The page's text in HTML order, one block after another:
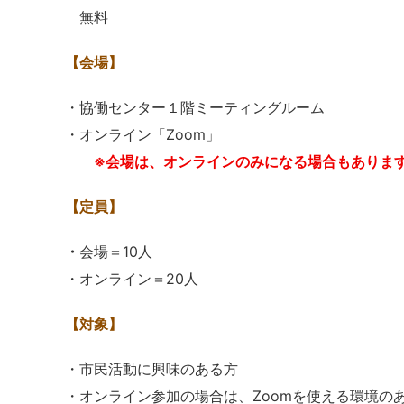
無料
【会場】
・協働センター１階ミーティングルーム
・オンライン「Zoom」
※会場は、オンラインのみになる場合もあります
【定員】
・ 会場＝10人
・オンライン＝20人
【対象】
・市民活動に興味のある方
・オンライン参加の場合は、Zoomを使える環境の